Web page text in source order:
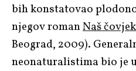
bih konstatovao
njegov romanNaš
Beograd, 2009).
neonaturalistima bio je